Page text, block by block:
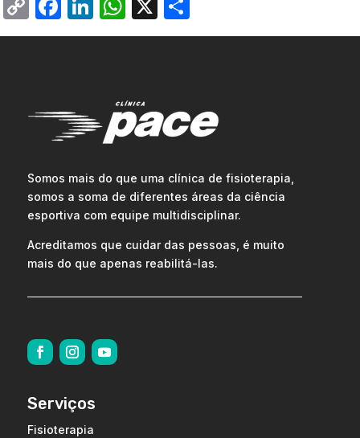
Link
Somos mais do que uma clínica de fisioterapia,
somos a soma de diferentes áreas da ciência
esportiva com equipe multidisciplinar.
Acreditamos que cuidar das pessoas, é muito
mais do que apenas reabilitá-las.
Serviços
Fisioterapia